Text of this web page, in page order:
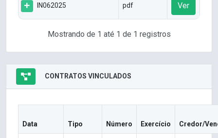
IN062025 pdf Ver
Mostrando de 1 até 1 de 1 registros
CONTRATOS VINCULADOS
Data Tipo Número Exercício Credor/